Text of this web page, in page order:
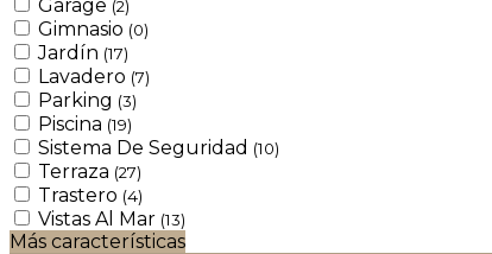
Garage (2)
Gimnasio (0)
Jardín (17)
Lavadero (7)
Parking (3)
Piscina (19)
Sistema De Seguridad (10)
Terraza (27)
Trastero (4)
Vistas Al Mar (13)
Más características